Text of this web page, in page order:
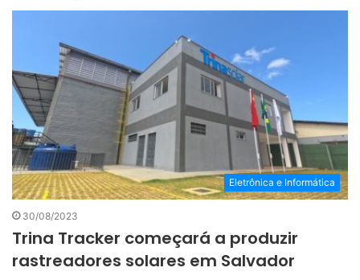
Eletrônica e Informática
30/08/2023
Trina Tracker começará a produzir
rastreadores solares em Salvador